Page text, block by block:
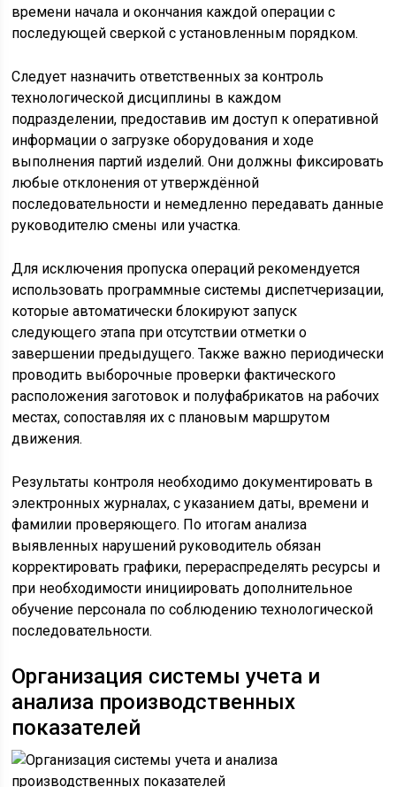
времени начала и окончания каждой операции с
последующей сверкой с установленным порядком.
Следует назначить ответственных за контроль
технологической дисциплины в каждом
подразделении, предоставив им доступ к оперативной
информации о загрузке оборудования и ходе
выполнения партий изделий. Они должны фиксировать
любые отклонения от утверждённой
последовательности и немедленно передавать данные
руководителю смены или участка.
Для исключения пропуска операций рекомендуется
использовать программные системы диспетчеризации,
которые автоматически блокируют запуск
следующего этапа при отсутствии отметки о
завершении предыдущего. Также важно периодически
проводить выборочные проверки фактического
расположения заготовок и полуфабрикатов на рабочих
местах, сопоставляя их с плановым маршрутом
движения.
Результаты контроля необходимо документировать в
электронных журналах, с указанием даты, времени и
фамилии проверяющего. По итогам анализа
выявленных нарушений руководитель обязан
корректировать графики, перераспределять ресурсы и
при необходимости инициировать дополнительное
обучение персонала по соблюдению технологической
последовательности.
Организация системы учета и
анализа производственных
показателей